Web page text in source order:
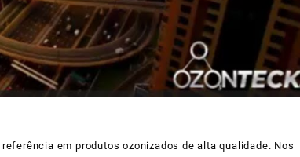
em produtos ozonizados de alta qualidade. Nos